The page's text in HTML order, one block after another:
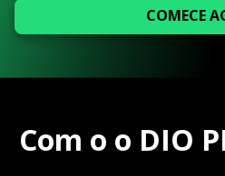
COMECE
Com o o DIO